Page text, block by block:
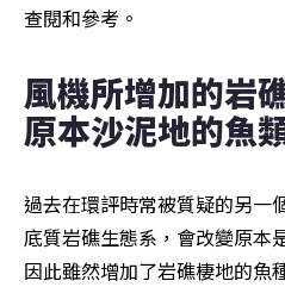
查閱和參考。
風機所增加的岩
原本沙泥地的魚
過去在環評時常被質疑的另一
底質岩礁生態系，會改變原本
因此雖然增加了岩礁棲地的魚